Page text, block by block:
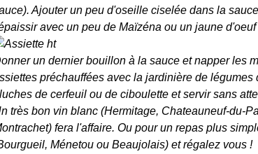
Ajouter un peu d'oseille ciselée dans la
avec un peu de Maïzéna ou un jaune
un dernier bouillon à la sauce et napper les
préchauffées avec la jardinière de
de cerfeuil ou de ciboulette et servir sans
très bon vin blanc (Hermitage, Chateauneuf-du-
fera l'affaire. Ou pour un repas plus
Ménetou ou Beaujolais) et régalez vous !